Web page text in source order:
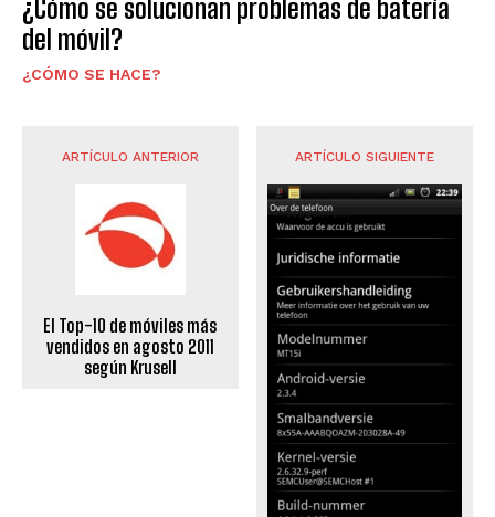
¿Cómo se solucionan problemas de batería
del móvil?
¿CÓMO SE HACE?
ARTÍCULO ANTERIOR
El Top-10 de móviles más
vendidos en agosto 2011
según Krusell
ARTÍCULO SIGUIENTE